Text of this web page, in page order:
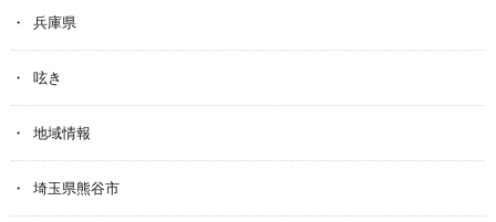
兵庫県
呟き
地域情報
埼玉県熊谷市